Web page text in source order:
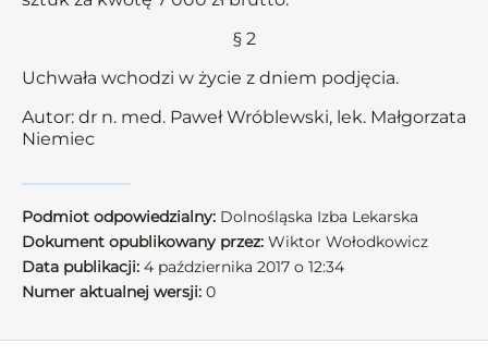
§ 2
Uchwała wchodzi w życie z dniem podjęcia.
Autor: dr n. med. Paweł Wróblewski, lek. Małgorzata
Niemiec
Podmiot odpowiedzialny: Dolnośląska Izba Lekarska
Dokument opublikowany przez: Wiktor Wołodkowicz
Data publikacji: 4 października 2017 o 12:34
Numer aktualnej wersji: 0